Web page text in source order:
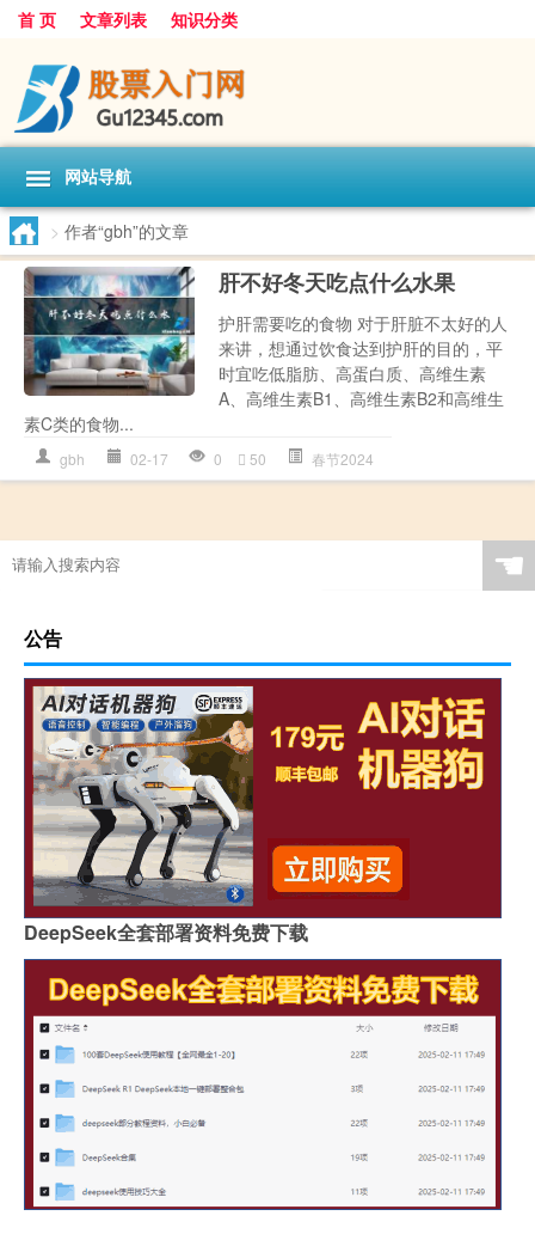
首 页 文章列表 知识分类
网站导航
> 作者“gbh”的文章
肝不好冬天吃点什么水果
护肝需要吃的食物 对于肝脏不太好的人
来讲，想通过饮食达到护肝的目的，平
时宜吃低脂肪、高蛋白质、高维生素
A、高维生素B1、高维生素B2和高维生
素C类的食物...
gbh 02-17 0 50 春节2024
☚
公告
DeepSeek全套部署资料免费下载